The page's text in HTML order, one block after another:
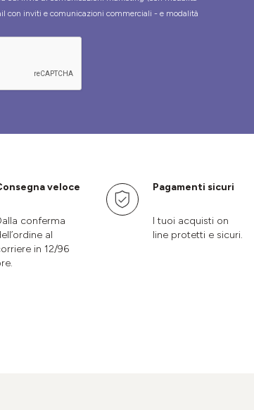
con inviti e comunicazioni commerciali - e modalità
veloce
conferma
al
in 12/96
Pagamenti sicuri
I tuoi acquisti on
line protetti e sicuri.